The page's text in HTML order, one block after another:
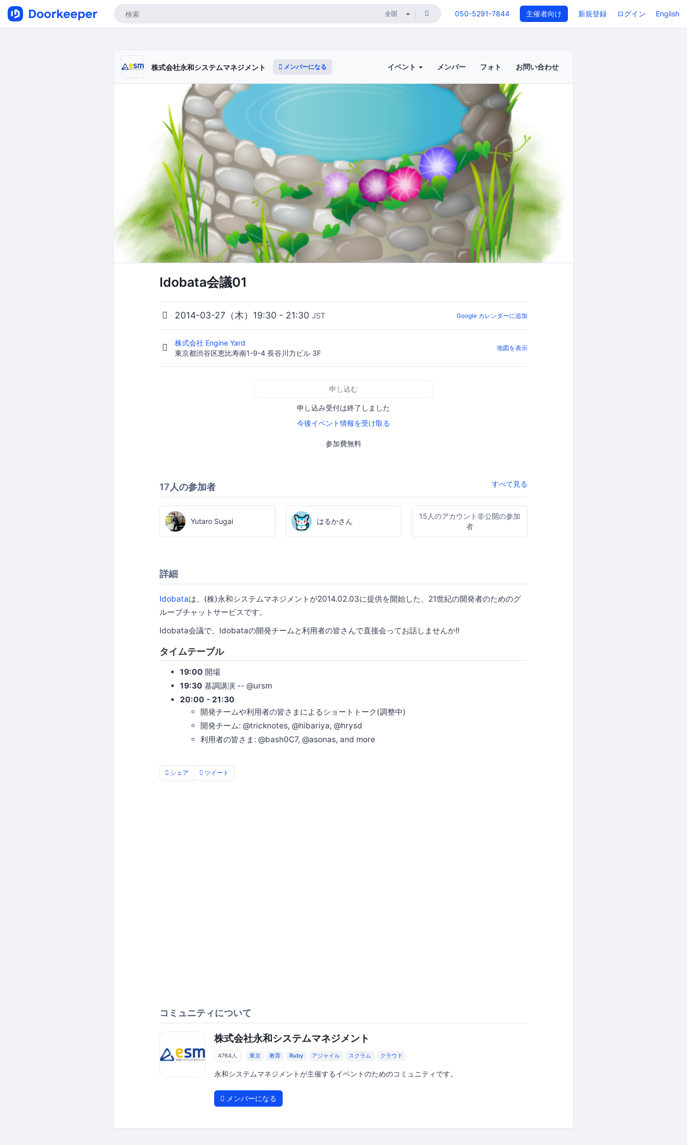
050-5291-7844 主催者向け 新規登録 ログイン English
株式会社永和システムマネジメント メンバーになる イベント メンバー フォト お問い合わせ
Idobata会議01
2014-03-27（木）19:30 - 21:30 JST Google カレンダーに追加
株式会社 Engine Yard
東京都渋谷区恵比寿南1-9-4 長谷川力ビル 3F
地図を表示
申し込む
申し込み受付は終了しました
今後イベント情報を受け取る
参加費無料
17人の参加者 すべて見る
Yutaro Sugai はるかさん
15人のアカウント非公開の参加
者
詳細
Idobataは、(株)永和システムマネジメントが2014.02.03に提供を開始した、21世紀の開発者のためのグ
ループチャットサービスです。
Idobata会議で、Idobataの開発チームと利用者の皆さんで直接会ってお話しませんか!!
タイムテーブル
19:00 開場
19:30 基調講演 -- @ursm
20:00 - 21:30
開発チームや利用者の皆さまによるショートトーク(調整中)
開発チーム: @tricknotes, @hibariya, @hrysd
利用者の皆さま: @bash0C7, @asonas, and more
シェア ツイート
コミュニティについて
株式会社永和システムマネジメント
4764人 東京 教育 Ruby アジャイル スクラム クラウド
永和システムマネジメントが主催するイベントのためのコミュニティです。
メンバーになる